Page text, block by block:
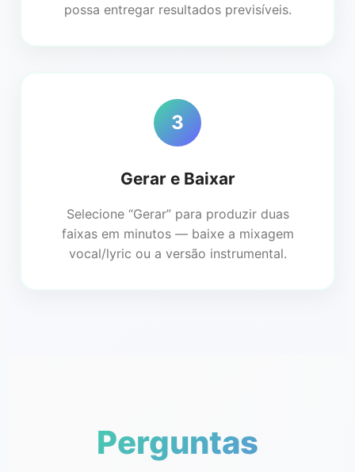
possa entregar resultados previsíveis.
3
Gerar e Baixar
Selecione “Gerar” para produzir duas
faixas em minutos — baixe a mixagem
vocal/lyric ou a versão instrumental.
Perguntas